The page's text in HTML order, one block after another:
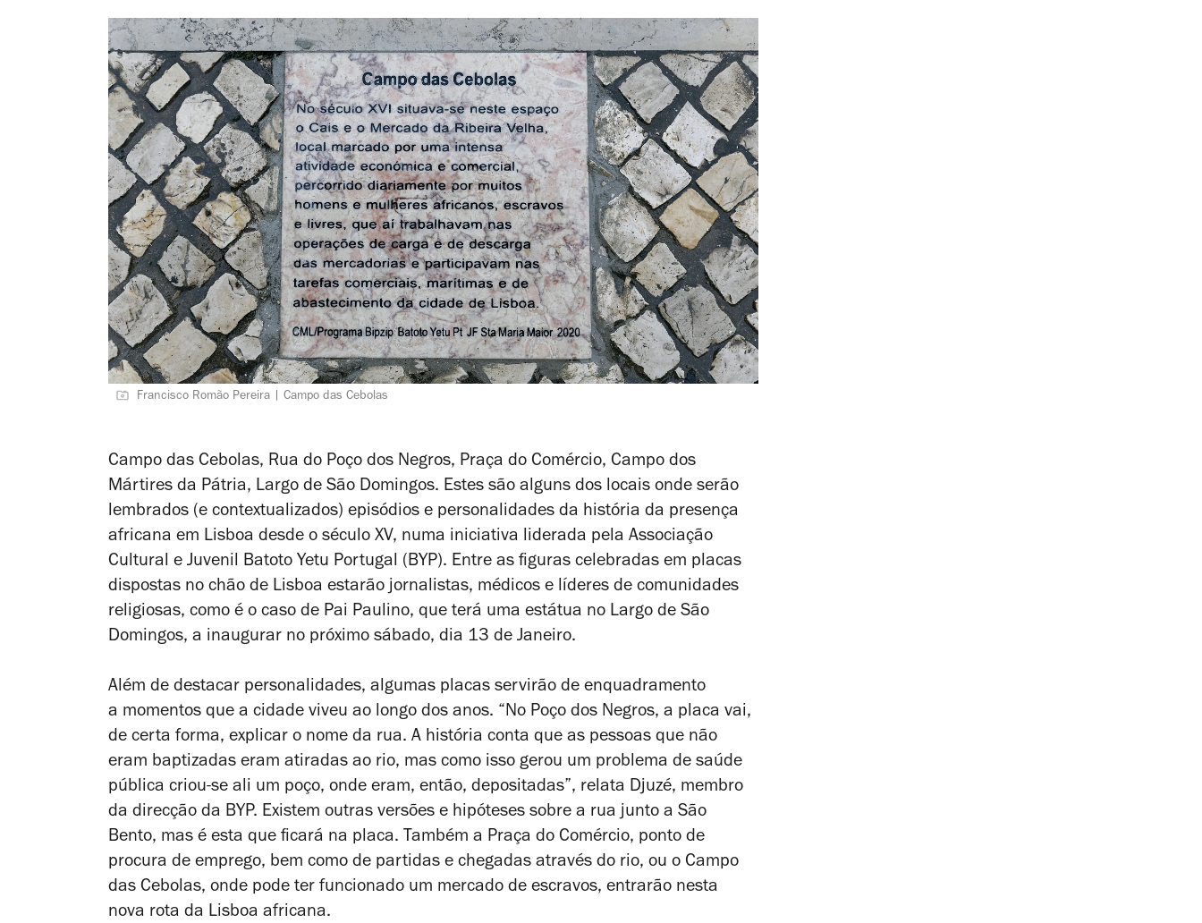
Francisco Romão Pereira | Campo das Cebolas
Campo das Cebolas, Rua do Poço dos Negros, Praça do Comércio, Campo dos
Mártires da Pátria, Largo de São Domingos. Estes são alguns dos locais onde serão
lembrados (e contextualizados) episódios e personalidades da história da presença
africana em Lisboa desde o século XV, numa iniciativa liderada pela Associação
Cultural e Juvenil Batoto Yetu Portugal (BYP). Entre as figuras celebradas em placas
dispostas no chão de Lisboa estarão jornalistas, médicos e líderes de comunidades
religiosas, como é o caso de Pai Paulino, que terá uma estátua no Largo de São
Domingos, a inaugurar no próximo sábado, dia 13 de Janeiro.
Além de destacar personalidades, algumas placas servirão de enquadramento
a momentos que a cidade viveu ao longo dos anos. “No Poço dos Negros, a placa vai,
de certa forma, explicar o nome da rua. A história conta que as pessoas que não
eram baptizadas eram atiradas ao rio, mas como isso gerou um problema de saúde
pública criou-se ali um poço, onde eram, então, depositadas”, relata Djuzé, membro
da direcção da BYP. Existem outras versões e hipóteses sobre a rua junto a São
Bento, mas é esta que ficará na placa. Também a Praça do Comércio, ponto de
procura de emprego, bem como de partidas e chegadas através do rio, ou o Campo
das Cebolas, onde pode ter funcionado um mercado de escravos, entrarão nesta
nova rota da Lisboa africana.